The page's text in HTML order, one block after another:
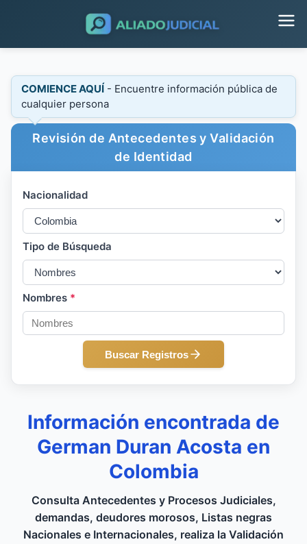
COMIENCE AQUÍ - Encuentre información pública de
cualquier persona
Revisión de Antecedentes y Validación
de Identidad
Nacionalidad
Tipo de Búsqueda
Nombres *
Buscar Registros
Información encontrada de
German Duran Acosta en
Colombia
Consulta Antecedentes y Procesos Judiciales,
demandas, deudores morosos, Listas negras
Nacionales e Internacionales, realiza la Validación